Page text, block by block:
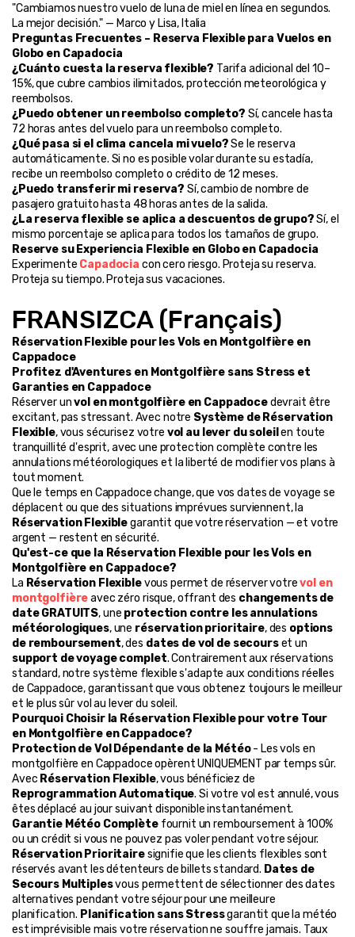
"Cambiamos nuestro vuelo de luna de miel en línea en segundos.
La mejor decisión." — Marco y Lisa, Italia
Preguntas Frecuentes – Reserva Flexible para Vuelos en
Globo en Capadocia
¿Cuánto cuesta la reserva flexible? Tarifa adicional del 10–
15%, que cubre cambios ilimitados, protección meteorológica y
reembolsos.
¿Puedo obtener un reembolso completo? Sí, cancele hasta
72 horas antes del vuelo para un reembolso completo.
¿Qué pasa si el clima cancela mi vuelo? Se le reserva
automáticamente. Si no es posible volar durante su estadía,
recibe un reembolso completo o crédito de 12 meses.
¿Puedo transferir mi reserva? Sí, cambio de nombre de
pasajero gratuito hasta 48 horas antes de la salida.
¿La reserva flexible se aplica a descuentos de grupo? Sí, el
mismo porcentaje se aplica para todos los tamaños de grupo.
Reserve su Experiencia Flexible en Globo en Capadocia
Experimente Capadocia con cero riesgo. Proteja su reserva.
Proteja su tiempo. Proteja sus vacaciones.
FRANSIZCA (Français)
Réservation Flexible pour les Vols en Montgolfière en
Cappadoce
Profitez d'Aventures en Montgolfière sans Stress et
Garanties en Cappadoce
Réserver un vol en montgolfière en Cappadoce devrait être
excitant, pas stressant. Avec notre Système de Réservation
Flexible, vous sécurisez votre vol au lever du soleil en toute
tranquillité d'esprit, avec une protection complète contre les
annulations météorologiques et la liberté de modifier vos plans à
tout moment.
Que le temps en Cappadoce change, que vos dates de voyage se
Réservation Flexible garantit que votre réservation — et votre
argent — restent en sécurité.
Qu'est-ce que la Réservation Flexible pour les Vols en
Montgolfière en Cappadoce?
La Réservation Flexible vous permet de réserver votre vol en
montgolfière avec zéro risque, offrant des changements de
date GRATUITS, une protection contre les annulations
météorologiques, une réservation prioritaire, des options
de remboursement, des dates de vol de secours
support de voyage complet. Contrairement aux réservations
standard, notre système flexible s'adapte aux conditions réelles
de Cappadoce, garantissant que vous obtenez toujours le meilleur
et le plus sûr vol au lever du soleil.
Pourquoi Choisir la Réservation Flexible pour votre Tour
en Montgolfière en Cappadoce?
Protection de Vol Dépendante de la Météo - Les vols en
montgolfière en Cappadoce opèrent UNIQUEMENT par temps sûr.
Avec Réservation Flexible
Reprogrammation Automatique. Si votre vol est annulé, vous
Garantie Météo Complète fournit un remboursement à 100%
Réservation Prioritaire signifie que les clients flexibles sont
réservés avant les détenteurs de billets standard. Dates de
Secours Multiples vous permettent de sélectionner des dates
alternatives pendant votre séjour pour une meilleure
planification. Planification sans Stress garantit que la météo
est imprévisible mais votre réservation ne souffre jamais. Taux